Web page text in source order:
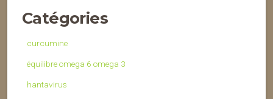
Catégories
curcumine
équilibre omega 6 omega 3
hantavirus